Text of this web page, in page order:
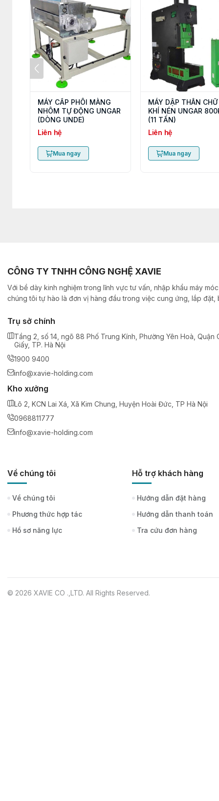
MÁY CẤP PHÔI MÀNG
NHÔM TỰ ĐỘNG UNGAR
(DÒNG UNDE)
Liên hệ
Mua ngay
MÁY DẬP THÂN CHỮ
KHÍ NÉN UNGAR
(11 TẤN)
Liên hệ
Mua ngay
CÔNG TY TNHH CÔNG NGHỆ XAVIE
Với bề dày kinh nghiệm trong lĩnh vực tư vấn, nhập khẩu máy
chúng tôi tự hào là đơn vị hàng đầu trong việc cung ứng, lắp đặt,
Trụ sở chính
Tầng 2, số 14, ngõ 88 Phố Trung Kính, Phường Yên Hoà, Quận
Giấy, TP. Hà Nội
1900 9400
info@xavie-holding.com
Kho xưởng
Lô 2, KCN Lai Xá, Xã Kim Chung, Huyện Hoài Đức, TP Hà Nội
0968811777
info@xavie-holding.com
Về chúng tôi
Về chúng tôi
Phương thức hợp tác
Hồ sơ năng lực
Hỗ trợ khách hàng
Hướng dẫn đặt hàng
Hướng dẫn thanh toán
Tra cứu đơn hàng
© 2026 XAVIE CO .,LTD. All Rights Reserved.